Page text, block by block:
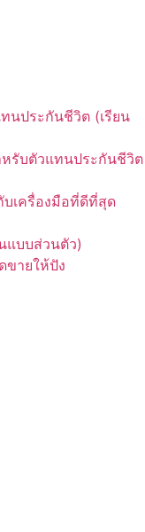
นประกันชีวิต (เรียน
รับตัวแทนประกันชีวิต
บเครื่องมือที่ดีที่สุด
แบบส่วนตัว)
ขายให้ปัง